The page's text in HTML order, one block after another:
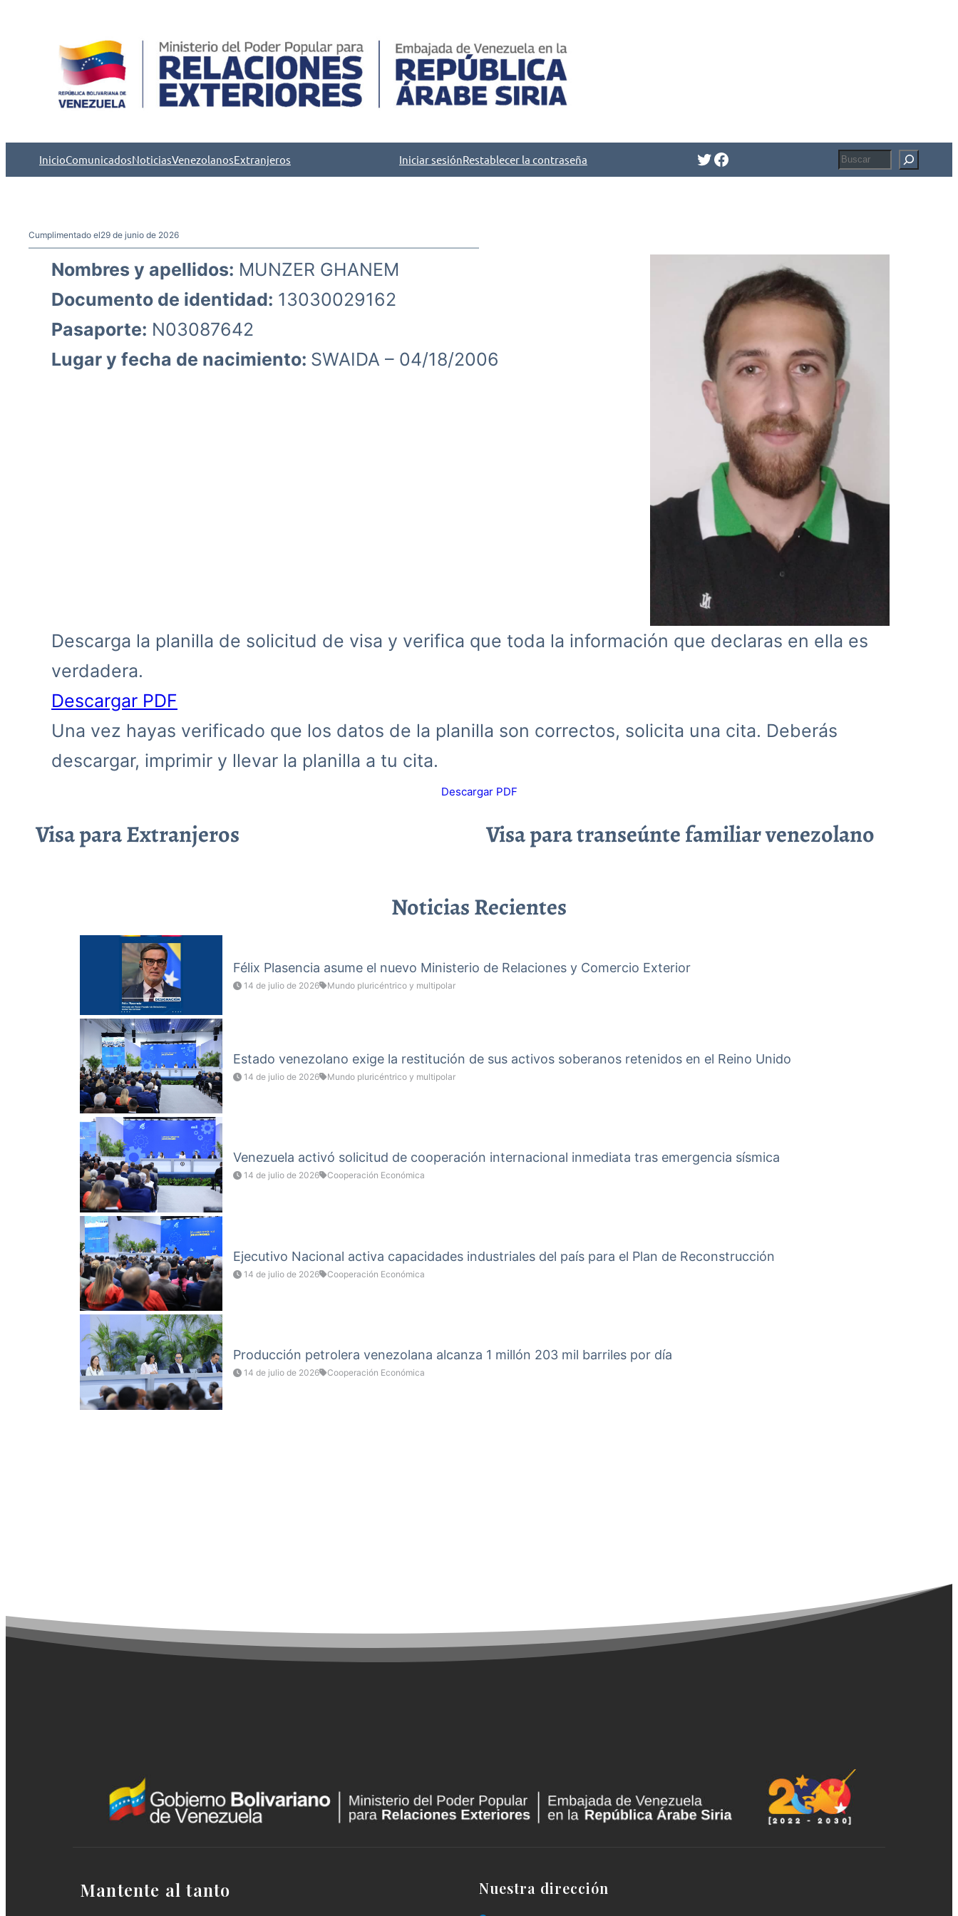
InicioComunicadosNoticiasVenezolanosExtranjeros Iniciar sesiónRestablecer la contraseña Twitter
Facebook Buscar
Cumplimentado el29 de junio de 2026
Nombres y apellidos: MUNZER GHANEM
Documento de identidad: 13030029162
Pasaporte: N03087642
Lugar y fecha de nacimiento: SWAIDA – 04/18/2006
Descarga la planilla de solicitud de visa y verifica que toda la información que declaras en ella es
verdadera.
Descargar PDF
Una vez hayas verificado que los datos de la planilla son correctos, solicita una cita. Deberás
descargar, imprimir y llevar la planilla a tu cita.
Descargar PDF
Visa para Extranjeros Visa para transeúnte familiar venezolano
Noticias Recientes
Félix Plasencia asume el nuevo Ministerio de Relaciones y Comercio Exterior
14 de julio de 2026 Mundo pluricéntrico y multipolar
Estado venezolano exige la restitución de sus activos soberanos retenidos en el Reino Unido
14 de julio de 2026 Mundo pluricéntrico y multipolar
Venezuela activó solicitud de cooperación internacional inmediata tras emergencia sísmica
14 de julio de 2026 Cooperación Económica
Ejecutivo Nacional activa capacidades industriales del país para el Plan de Reconstrucción
14 de julio de 2026 Cooperación Económica
Producción petrolera venezolana alcanza 1 millón 203 mil barriles por día
14 de julio de 2026 Cooperación Económica
Mantente al tanto Nuestra dirección